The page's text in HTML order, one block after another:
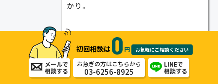
かり。
主要財産の調査に加え、こうした補足
的な方法を組み合わせることで、より
漏れのない相続財産調査が実現しま
す。
初回相談は 円 お気軽にご相談ください
メールで
相談する
お急ぎの方はこちらから
03-6256-8925
LINEで
相談する